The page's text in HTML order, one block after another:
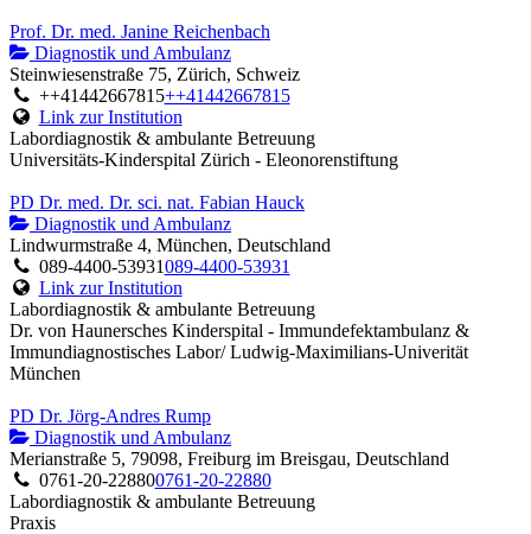
Prof. Dr. med. Janine Reichenbach
Diagnostik und Ambulanz
Steinwiesenstraße 75, Zürich, Schweiz
++41442667815++41442667815
Link zur Institution
Labordiagnostik & ambulante Betreuung
Universitäts-Kinderspital Zürich - Eleonorenstiftung
PD Dr. med. Dr. sci. nat. Fabian Hauck
Diagnostik und Ambulanz
Lindwurmstraße 4, München, Deutschland
089-4400-53931089-4400-53931
Link zur Institution
Labordiagnostik & ambulante Betreuung
Dr. von Haunersches Kinderspital - Immundefektambulanz &
Immundiagnostisches Labor/ Ludwig-Maximilians-Univerität
München
PD Dr. Jörg-Andres Rump
Diagnostik und Ambulanz
Merianstraße 5, 79098, Freiburg im Breisgau, Deutschland
0761-20-228800761-20-22880
Labordiagnostik & ambulante Betreuung
Praxis